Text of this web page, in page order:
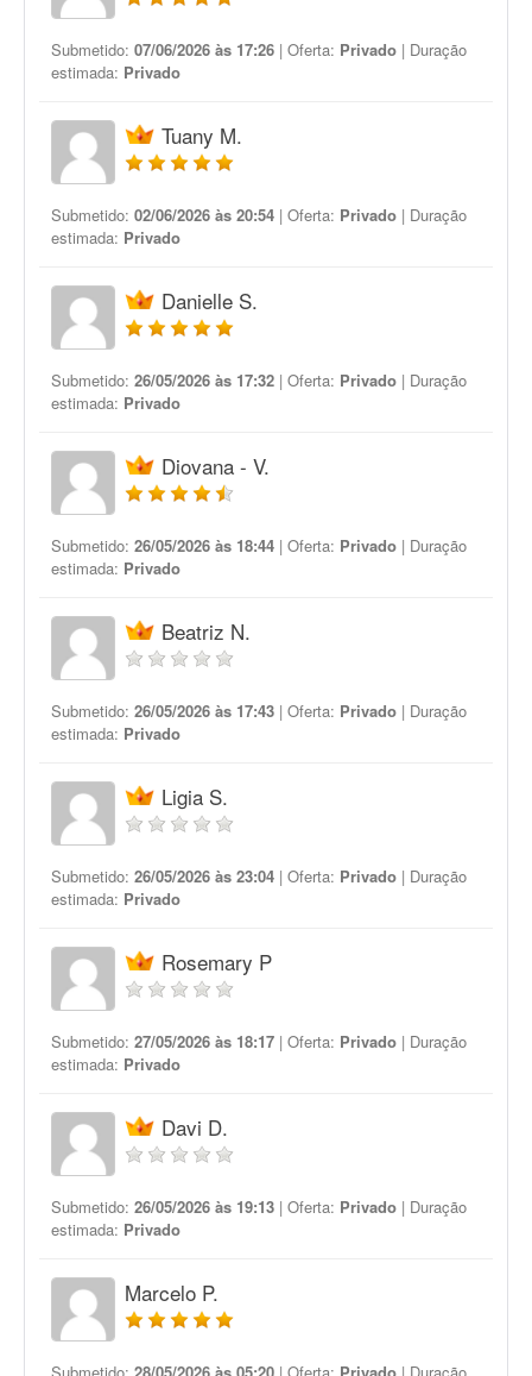
Submetido: 07/06/2026 às 17:26 | Oferta: Privado | Duração
estimada: Privado
Tuany M.
Submetido: 02/06/2026 às 20:54 | Oferta: Privado | Duração
estimada: Privado
Danielle S.
Submetido: 26/05/2026 às 17:32 | Oferta: Privado | Duração
estimada: Privado
Diovana - V.
Submetido: 26/05/2026 às 18:44 | Oferta: Privado | Duração
estimada: Privado
Beatriz N.
Submetido: 26/05/2026 às 17:43 | Oferta: Privado | Duração
estimada: Privado
Ligia S.
Submetido: 26/05/2026 às 23:04 | Oferta: Privado | Duração
estimada: Privado
Rosemary P
Submetido: 27/05/2026 às 18:17 | Oferta: Privado | Duração
estimada: Privado
Davi D.
Submetido: 26/05/2026 às 19:13 | Oferta: Privado | Duração
estimada: Privado
Marcelo P.